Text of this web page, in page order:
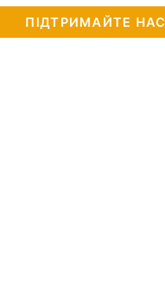
ПІДТРИМАЙТЕ НАС